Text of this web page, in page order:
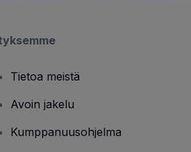
Tietoa meistä
Avoin jakelu
Kumppanuusohjelma